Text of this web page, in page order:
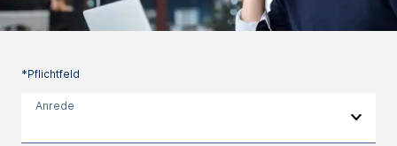
*Pflichtfeld
Anrede